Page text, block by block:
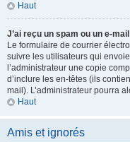
Haut
J’ai reçu un spam ou un e-
Le formulaire de courrier
suivre les utilisateurs qui
l’administrateur une copie
d’inclure les en-têtes (ils
mail). L’administrateur pourra
Haut
Amis et ignorés